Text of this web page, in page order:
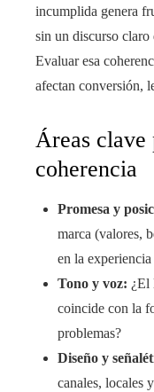
incumplida genera
sin un discurso
Evaluar esa
afectan conversión,
Áreas clave
coherencia
Promesa y
marca (valores,
en la experiencia
Tono y voz: ¿El
coincide con la
problemas?
Diseño y
canales, locales